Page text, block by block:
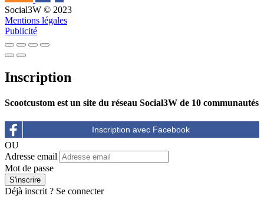
Social3W © 2023
Mentions légales
Publicité
Inscription
Scootcustom est un site du réseau Social3W de 10 communautés
OU
Adresse email
Mot de passe
Déjà inscrit ? Se connecter